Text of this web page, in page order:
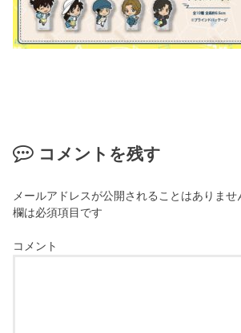
コメントを残す
メールアドレスが公開されることはありませ
欄は必須項目です
コメント